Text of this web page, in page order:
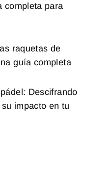
completa para
raquetas de
guía completa
Descifrando
impacto en tu